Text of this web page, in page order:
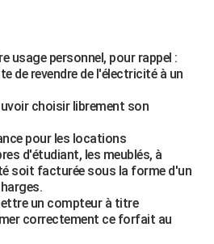
usage personnel, pour rappel :
de revendre de l'électricité à un
choisir librement son
pour les locations
d'étudiant, les meublés, à
soit facturée sous la forme d'un
un compteur à titre
correctement ce forfait au